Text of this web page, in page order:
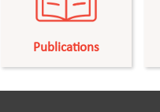
Publications